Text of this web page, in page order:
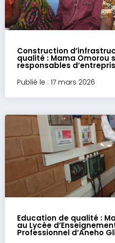
Construction
qualité : Mama Omorou
responsables
Publié le : 17 mars 2026
Education de qualité :
au Lycée
Professionnel d’Aneho